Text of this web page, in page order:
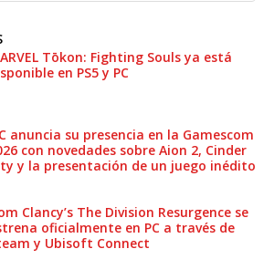
Tōkon: Fighting Souls ya está
en PS5 y PC
anuncia su presencia en la Gamescom
con novedades sobre Aion 2, Cinder
y la presentación de un juego inédito
Clancy’s The Division Resurgence se
oficialmente en PC a través de
y Ubisoft Connect